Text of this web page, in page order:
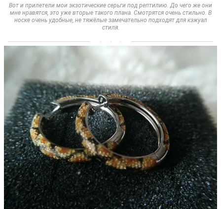
Вот и прилетели мои экзотические серьги под рептилию. До чего же они
мне нравятся, это уже вторые такого плана. Смотрятся очень стильно. В
носке очень удобные, не тяжёлые замечательно подходят для кэжуал
стиля.